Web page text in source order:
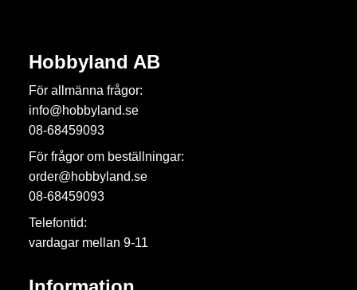
Hobbyland AB
För allmänna frågor:
info@hobbyland.se
08-68459093
För frågor om beställningar:
order@hobbyland.se
08-68459093
Telefontid:
vardagar mellan 9-11